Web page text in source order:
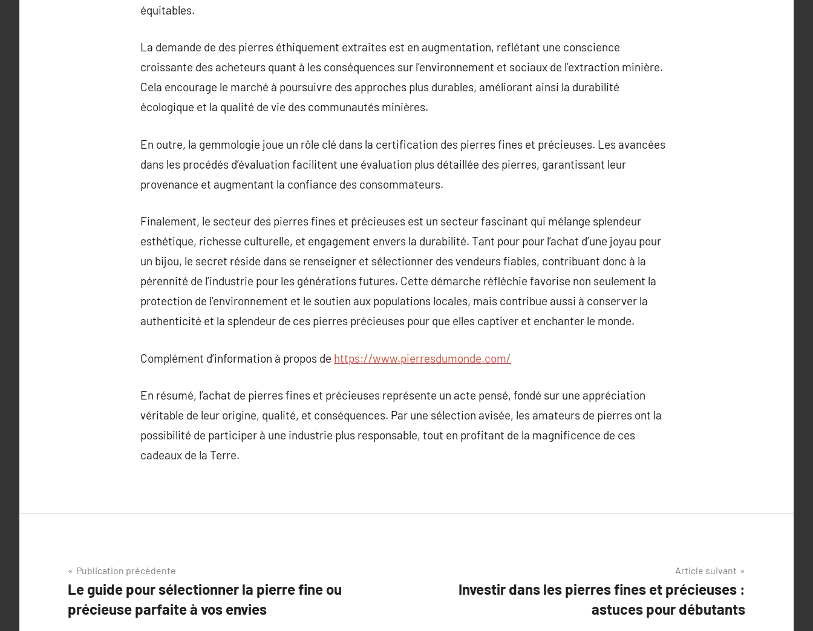
équitables.
La demande de des pierres éthiquement extraites est en augmentation, reflétant une conscience
croissante des acheteurs quant à les conséquences sur l’environnement et sociaux de l’extraction minière.
Cela encourage le marché à poursuivre des approches plus durables, améliorant ainsi la durabilité
écologique et la qualité de vie des communautés minières.
En outre, la gemmologie joue un rôle clé dans la certification des pierres fines et précieuses. Les avancées
dans les procédés d’évaluation facilitent une évaluation plus détaillée des pierres, garantissant leur
provenance et augmentant la confiance des consommateurs.
Finalement, le secteur des pierres fines et précieuses est un secteur fascinant qui mélange splendeur
esthétique, richesse culturelle, et engagement envers la durabilité. Tant pour pour l’achat d’une joyau pour
un bijou, le secret réside dans se renseigner et sélectionner des vendeurs fiables, contribuant donc à la
pérennité de l’industrie pour les générations futures. Cette démarche réfléchie favorise non seulement la
protection de l’environnement et le soutien aux populations locales, mais contribue aussi à conserver la
authenticité et la splendeur de ces pierres précieuses pour que elles captiver et enchanter le monde.
Complément d’information à propos de https://www.pierresdumonde.com/
En résumé, l’achat de pierres fines et précieuses représente un acte pensé, fondé sur une appréciation
véritable de leur origine, qualité, et conséquences. Par une sélection avisée, les amateurs de pierres ont la
possibilité de participer à une industrie plus responsable, tout en profitant de la magnificence de ces
cadeaux de la Terre.
Navigation
de
l’article
Publication précédente
Le guide pour sélectionner la pierre fine ou
précieuse parfaite à vos envies
Article suivant
Investir dans les pierres fines et précieuses :
astuces pour débutants